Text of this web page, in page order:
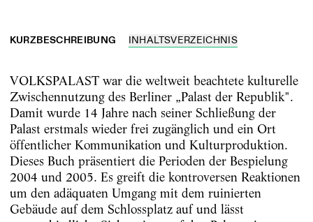
KURZBESCHREIBUNG INHALTSVERZEICHNIS
VOLKSPALAST war die weltweit beachtete kulturelle
Zwischennutzung des Berliner „Palast der Republik".
Damit wurde 14 Jahre nach seiner Schließung der
Palast erstmals wieder frei zugänglich und ein Ort
öffentlicher Kommunikation und Kulturproduktion.
Dieses Buch präsentiert die Perioden der Bespielung
2004 und 2005. Es greift die kontroversen Reaktionen
um den adäquaten Umgang mit dem ruinierten
Gebäude auf dem Schlossplatz auf und lässt